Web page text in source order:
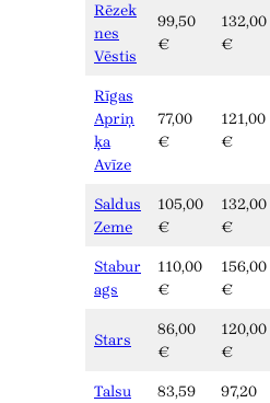
Rēzek
nes
Vēstis
99,50
€
132,00
€
Rīgas
Apriņ
ķa
Avīze
77,00
€
121,00
€
Saldus
Zeme
105,00
€
132,00
€
Stabur
ags
110,00
€
156,00
€
Stars
86,00
€
120,00
€
Talsu
83,59
97,20